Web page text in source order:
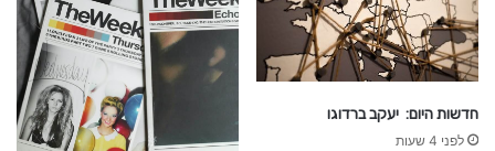
חדשות היום: יעקב ברדוגו
לפני 4 שעות